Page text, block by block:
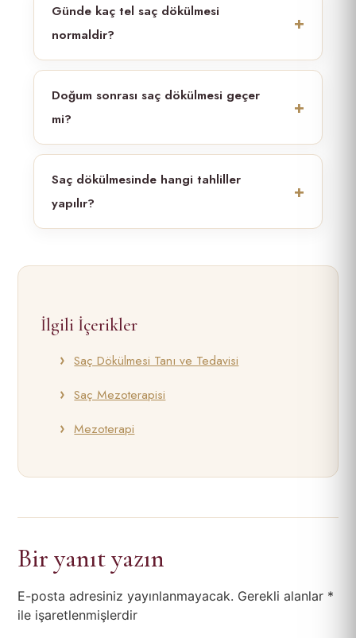
Günde kaç tel saç dökülmesi
normaldir?
Doğum sonrası saç dökülmesi geçer
mi?
Saç dökülmesinde hangi tahliller
yapılır?
İlgili İçerikler
Saç Dökülmesi Tanı ve Tedavisi
Saç Mezoterapisi
Mezoterapi
Bir yanıt yazın
E-posta adresiniz yayınlanmayacak. Gerekli alanlar *
ile işaretlenmişlerdir